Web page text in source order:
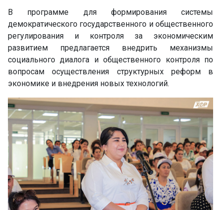
В программе для формирования системы
демократического государственного и общественного
регулирования и контроля за экономическим
развитием предлагается внедрить механизмы
социального диалога и общественного контроля по
вопросам осуществления структурных реформ в
экономике и внедрения новых технологий.